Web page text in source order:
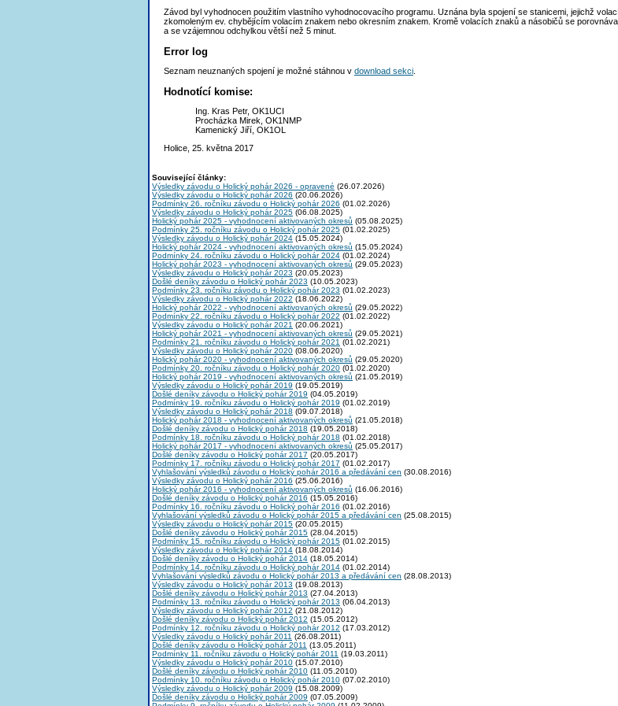
Závod byl vyhodnocen použitím vlastního vyhodnocovacího programu. Uznána byla spojení se stanicemi, jejichž
zkomoleným ev. chybějícím volacím znakem nebo okresním znakem. Kromě volacích znaků a násobičů se
a se vzájemnou odchylkou větší než 5 minut.
Error log
Seznam neuznaných spojení je možné stáhnou v download sekci
Hodnotící komise:
Ing. Kras Petr, OK1UCI
Procházka Mirek, OK1NMP
Kamenický Jiří, OK1OL
Holice, 25. května 2017
Související články:
Výsledky závodu o Holický pohár 2026 - opravené (26.07.2026)
Výsledky závodu o Holický pohár 2026 (20.06.2026)
Podmínky 26. ročníku závodu o Holický pohár 2026 (01.02.2026)
Výsledky závodu o Holický pohár 2025 (06.08.2025)
Holický pohár 2025 - vyhodnocení aktivovaných okresů (05.08.2025)
Podmínky 25. ročníku závodu o Holický pohár 2025 (01.02.2025)
Výsledky závodu o Holický pohár 2024 (15.05.2024)
Holický pohár 2024 - vyhodnocení aktivovaných okresů (15.05.2024)
Podmínky 24. ročníku závodu o Holický pohár 2024 (01.02.2024)
Holický pohár 2023 - vyhodnocení aktivovaných okresů (29.05.2023)
Výsledky závodu o Holický pohár 2023 (20.05.2023)
Došlé deníky závodu o Holický pohár 2023 (10.05.2023)
Podmínky 23. ročníku závodu o Holický pohár 2023 (01.02.2023)
Výsledky závodu o Holický pohár 2022 (18.06.2022)
Holický pohár 2022 - vyhodnocení aktivovaných okresů (29.05.2022)
Podmínky 22. ročníku závodu o Holický pohár 2022 (01.02.2022)
Výsledky závodu o Holický pohár 2021 (20.06.2021)
Holický pohár 2021 - vyhodnocení aktivovaných okresů (29.05.2021)
Podmínky 21. ročníku závodu o Holický pohár 2021 (01.02.2021)
Výsledky závodu o Holický pohár 2020 (08.06.2020)
Holický pohár 2020 - vyhodnocení aktivovaných okresů (29.05.2020)
Podmínky 20. ročníku závodu o Holický pohár 2020 (01.02.2020)
Holický pohár 2019 - vyhodnocení aktivovaných okresů (21.05.2019)
Výsledky závodu o Holický pohár 2019 (19.05.2019)
Došlé deníky závodu o Holický pohár 2019 (04.05.2019)
Podmínky 19. ročníku závodu o Holický pohár 2019 (01.02.2019)
Výsledky závodu o Holický pohár 2018 (09.07.2018)
Holický pohár 2018 - vyhodnocení aktivovaných okresů (21.05.2018)
Došlé deníky závodu o Holický pohár 2018 (19.05.2018)
Podmínky 18. ročníku závodu o Holický pohár 2018 (01.02.2018)
Holický pohár 2017 - vyhodnocení aktivovaných okresů (25.05.2017)
Došlé deníky závodu o Holický pohár 2017 (20.05.2017)
Podmínky 17. ročníku závodu o Holický pohár 2017 (01.02.2017)
Vyhlašování výsledků závodu o Holický pohár 2016 a předávání cen (30.08.2016)
Výsledky závodu o Holický pohár 2016 (25.06.2016)
Holický pohár 2016 - vyhodnocení aktivovaných okresů (16.06.2016)
Došlé deníky závodu o Holický pohár 2016 (15.05.2016)
Podmínky 16. ročníku závodu o Holický pohár 2016 (01.02.2016)
Vyhlašování výsledků závodu o Holický pohár 2015 a předávání cen (25.08.2015)
Výsledky závodu o Holický pohár 2015 (20.05.2015)
Došlé deníky závodu o Holický pohár 2015 (28.04.2015)
Podmínky 15. ročníku závodu o Holický pohár 2015 (01.02.2015)
Výsledky závodu o Holický pohár 2014 (18.08.2014)
Došlé deníky závodu o Holický pohár 2014 (18.05.2014)
Podmínky 14. ročníku závodu o Holický pohár 2014 (01.02.2014)
Vyhlašování výsledků závodu o Holický pohár 2013 a předávání cen (28.08.2013)
Výsledky závodu o Holický pohár 2013 (19.08.2013)
Došlé deníky závodu o Holický pohár 2013 (27.04.2013)
Podmínky 13. ročníku závodu o Holický pohár 2013 (06.04.2013)
Výsledky závodu o Holický pohár 2012 (21.08.2012)
Došlé deníky závodu o Holický pohár 2012 (15.05.2012)
Podmínky 12. ročníku závodu o Holický pohár 2012 (17.03.2012)
Výsledky závodu o Holický pohár 2011 (26.08.2011)
Došlé deníky závodu o Holický pohár 2011 (13.05.2011)
Podmínky 11. ročníku závodu o Holický pohár 2011 (19.03.2011)
Výsledky závodu o Holický pohár 2010 (15.07.2010)
Došlé deníky závodu o Holický pohár 2010 (11.05.2010)
Podmínky 10. ročníku závodu o Holický pohár 2010 (07.02.2010)
Výsledky závodu o Holický pohár 2009 (15.08.2009)
Došlé deníky závodu o Holický pohár 2009 (07.05.2009)